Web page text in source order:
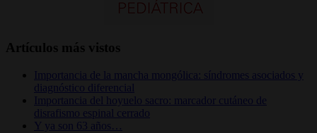
Artículos más vistos
Importancia de la mancha mongólica: síndromes asociados y
diagnóstico diferencial
Importancia del hoyuelo sacro: marcador cutáneo de
disrafismo espinal cerrado
Y ya son 63 años…